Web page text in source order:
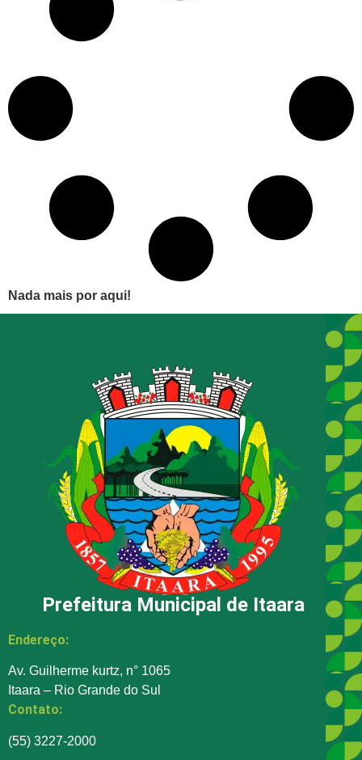
Nada mais por aqui!
Prefeitura Municipal de Itaara
Endereço:
Av. Guilherme kurtz, n° 1065
Itaara – Rio Grande do Sul
Contato:
(55) 3227-2000